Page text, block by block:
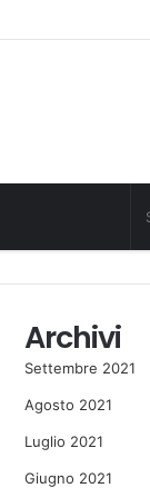
Archivi
Settembre 2021
Agosto 2021
Luglio 2021
Giugno 2021